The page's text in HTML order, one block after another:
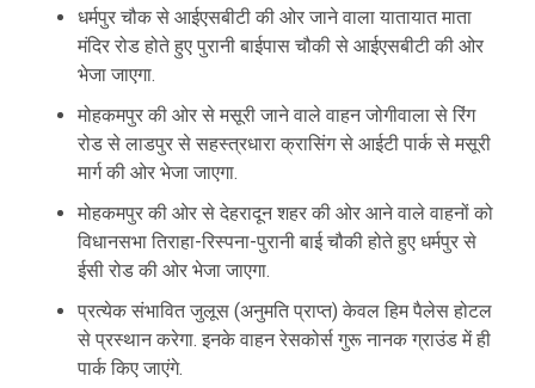
धर्मपुर चौक से आईएसबीटी की ओर जाने वाला यातायात माता
मंदिर रोड होते हुए पुरानी बाईपास चौकी से आईएसबीटी की ओर
भेजा जाएगा.
मोहकमपुर की ओर से मसूरी जाने वाले वाहन जोगीवाला से रिंग
रोड से लाडपुर से सहस्त्रधारा क्रासिंग से आईटी पार्क से मसूरी
मार्ग की ओर भेजा जाएगा.
मोहकमपुर की ओर से देहरादून शहर की ओर आने वाले वाहनों को
विधानसभा तिराहा-रिस्पना-पुरानी बाई चौकी होते हुए धर्मपुर से
ईसी रोड की ओर भेजा जाएगा.
प्रत्येक संभावित जुलूस (अनुमति प्राप्त) केवल हिम पैलेस होटल
से प्रस्थान करेगा. इनके वाहन रेसकोर्स गुरू नानक ग्राउंड में ही
पार्क किए जाएंगे.